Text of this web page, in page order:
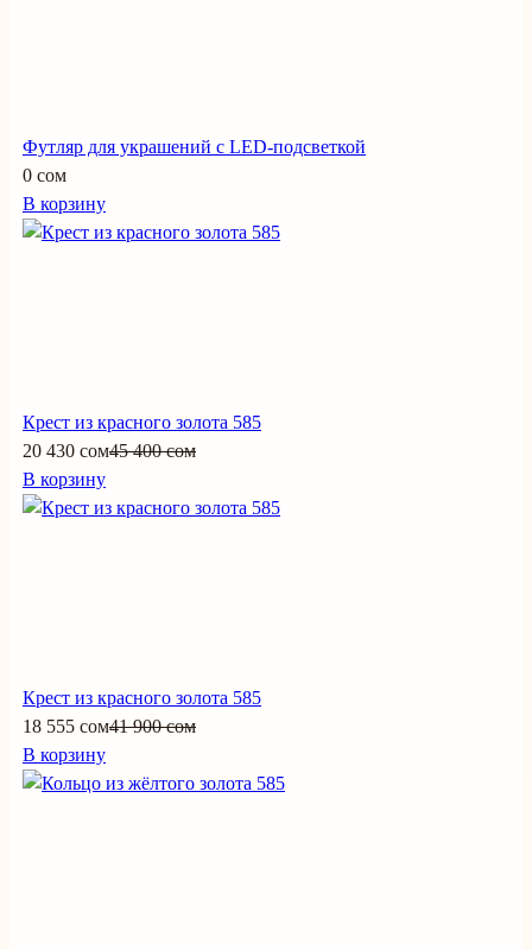
Футляр для украшений с LED-подсветкой
0 сом
В корзину
Крест из красного золота 585
20 430 сом45 400 сом
В корзину
Крест из красного золота 585
18 555 сом41 900 сом
В корзину